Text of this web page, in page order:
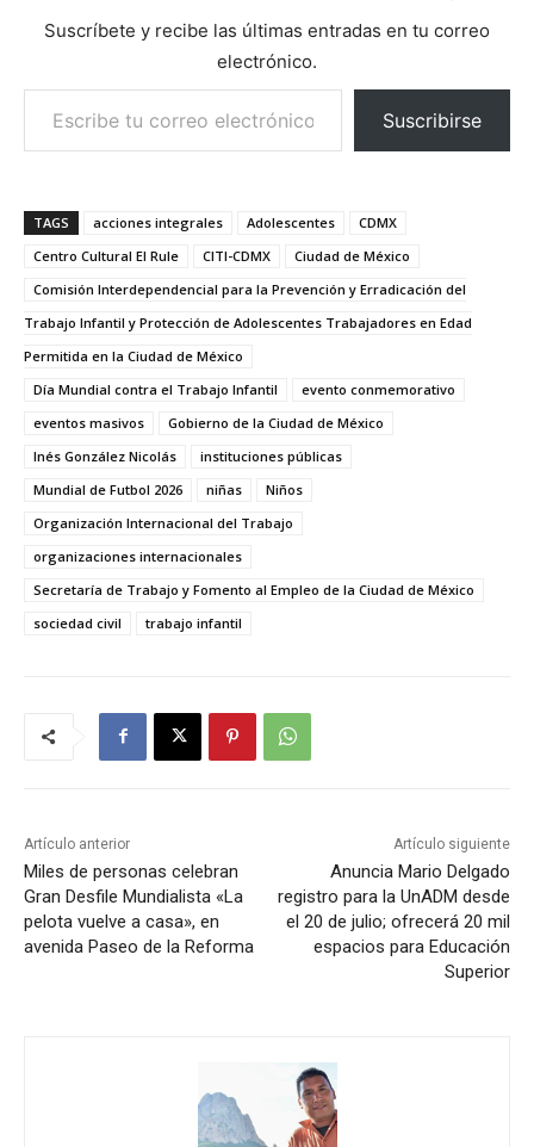
Suscríbete y recibe las últimas entradas en tu correo
electrónico.
Escribe tu correo electrónico…
Suscribirse
TAGS acciones integrales Adolescentes
CDMX
Centro Cultural El Rule
CITI-CDMX
Ciudad de México
Comisión Interdependencial para la Prevención y Erradicación del
Trabajo Infantil y Protección de Adolescentes Trabajadores en Edad
Permitida en la Ciudad de México
Día Mundial contra el Trabajo Infantil
evento conmemorativo
eventos masivos
Gobierno de la Ciudad de México
Inés González Nicolás
instituciones públicas
Mundial de Futbol 2026
niñas
Niños
Organización Internacional del Trabajo
organizaciones internacionales
Secretaría de Trabajo y Fomento al Empleo de la Ciudad de México
sociedad civil
trabajo infantil
Artículo anterior
Miles de personas celebran
Gran Desfile Mundialista «La
pelota vuelve a casa», en
avenida Paseo de la Reforma
Artículo siguiente
Anuncia Mario Delgado
registro para la UnADM desde
el 20 de julio; ofrecerá 20 mil
espacios para Educación
Superior